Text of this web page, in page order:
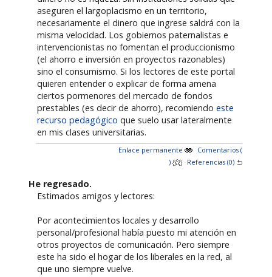
aseguren el largoplacismo en un territorio,
necesariamente el dinero que ingrese saldrá con la
misma velocidad. Los gobiernos paternalistas e
intervencionistas no fomentan el produccionismo
(el ahorro e inversión en proyectos razonables)
sino el consumismo. Si los lectores de este portal
quieren entender o explicar de forma amena
ciertos pormenores del mercado de fondos
prestables (es decir de ahorro), recomiendoeste
recurso pedagógico que suelo usar lateralmente
en mis clases universitarias.
Enlace permanente
Comentarios (
)
Referencias (0)
He regresado.
Estimados amigos y lectores:
Por acontecimientos locales y desarrollo
personal/profesional había puesto mi atención en
otros proyectos de comunicación. Pero siempre
este ha sido el hogar de los liberales en la red, al
que uno siempre vuelve.